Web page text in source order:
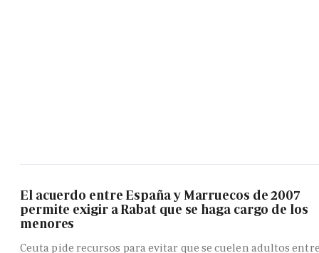
El acuerdo entre España y Marruecos de 2007
permite exigir a Rabat que se haga cargo de los
menores
Ceuta pide recursos para evitar que se cuelen adultos